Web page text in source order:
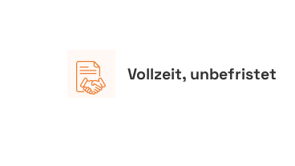
Vollzeit, unbefristet